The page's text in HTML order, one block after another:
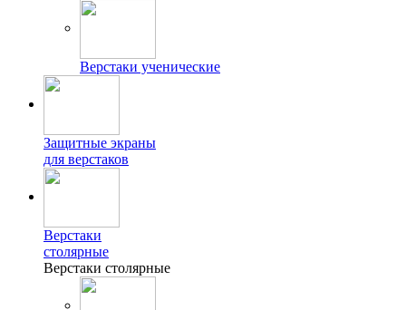
Верстаки ученические
Защитные экраны
для верстаков
Верстаки
столярные
Верстаки столярные